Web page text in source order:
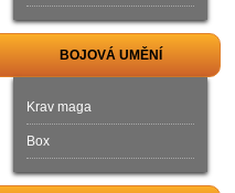
BOJOVÁ UMĚNÍ
Krav maga
Box